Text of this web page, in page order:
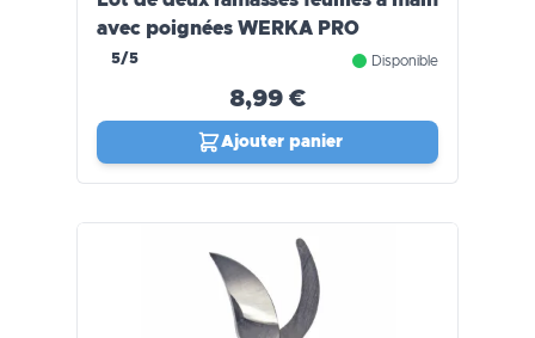
avec poignées WERKA PRO
5/5 Disponible
8,99 €
Ajouter panier